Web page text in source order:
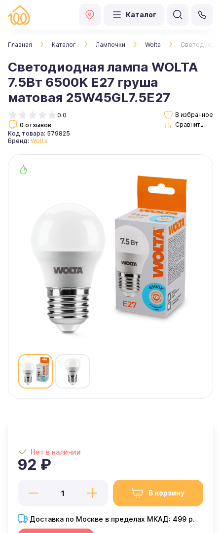
Каталог
Главная Каталог Лампочки Wolta
Светодиодная лампа WOLTA
7.5Вт 6500K E27 груша
матовая 25W45GL7.5E27
0.0
0 отзывов
Код товара: 579825
Бренд: Wolta
Нет в наличии
92 ₽
В корзину
Доставка по Москве в пределах МКАД: 499 р.